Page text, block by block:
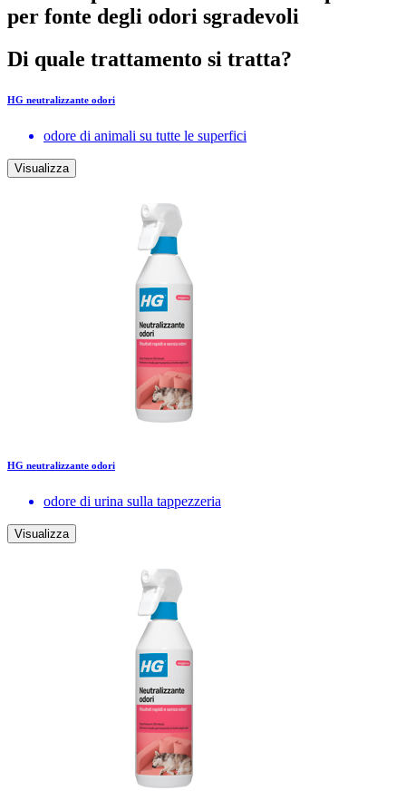
per fonte degli odori sgradevoli
Di quale trattamento si tratta?
HG neutralizzante odori
odore di animali su tutte le superfici
Visualizza
HG neutralizzante odori
odore di urina sulla tappezzeria
Visualizza